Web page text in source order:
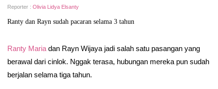
Reporter : Olivia Lidya Elsanty
Ranty dan Rayn sudah pacaran selama 3 tahun
Ranty Maria dan Rayn Wijaya jadi salah satu pasangan yang
berawal dari cinlok. Nggak terasa, hubungan mereka pun sudah
berjalan selama tiga tahun.